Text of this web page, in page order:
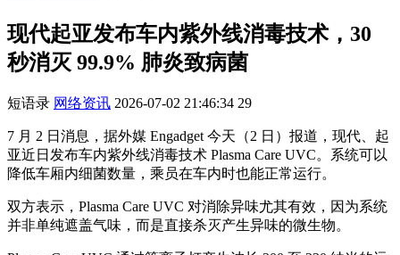
现代起亚发布车内紫外线消毒技术，30
秒消灭 99.9% 肺炎致病菌
短语录 网络资讯 2026-07-02 21:46:34 29
7 月 2 日消息，据外媒 Engadget 今天（2 日）报道，现代、起
亚近日发布车内紫外线消毒技术 Plasma Care UVC。系统可以
降低车厢内细菌数量，乘员在车内时也能正常运行。
双方表示，Plasma Care UVC 对消除异味尤其有效，因为系统
并非单纯遮盖气味，而是直接杀灭产生异味的微生物。